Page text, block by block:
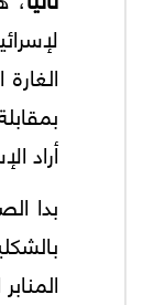
أراد
بدا